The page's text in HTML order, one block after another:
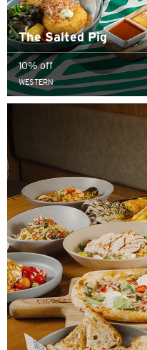
The Salted Pig
10% off
WESTERN
人气
东京, 日本
悉尼, 澳大利亚
新加坡
香港
H
香港
香港岛, 香港
K
九龙, 香港